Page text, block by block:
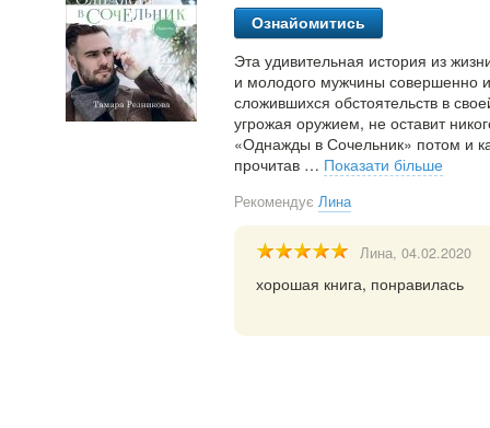
Ознайомитись
Эта удивительная история из
и молодого мужчины совершенно
сложившихся обстоятельств в
угрожая оружием, не оставит
«Однажды в Сочельник» потом и
прочитав … Показати більше
Рекомендує Лина
Лина, 04.02.2020
хорошая книга, понравилась